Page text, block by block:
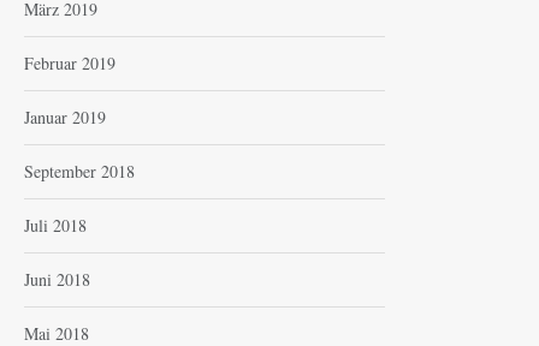
März 2019
Februar 2019
Januar 2019
September 2018
Juli 2018
Juni 2018
Mai 2018